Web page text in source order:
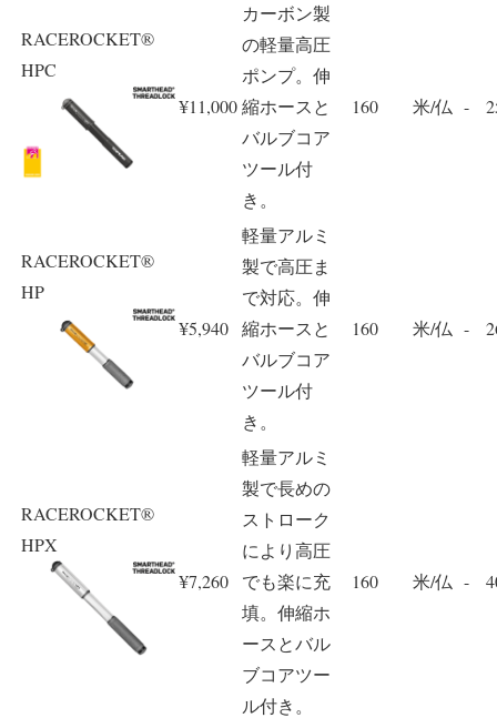
RACEROCKET®
HPC
¥11,000
カーボン製
の軽量高圧
ポンプ。伸
縮ホースと
バルブコア
ツール付
き。
160 米/仏 -
RACEROCKET®
HP
¥5,940
軽量アルミ
製で高圧ま
で対応。伸
縮ホースと
バルブコア
ツール付
き。
160 米/仏 -
RACEROCKET®
HPX
¥7,260
軽量アルミ
製で長めの
ストローク
により高圧
でも楽に充
填。伸縮ホ
ースとバル
ブコアツー
ル付き。
160 米/仏 -